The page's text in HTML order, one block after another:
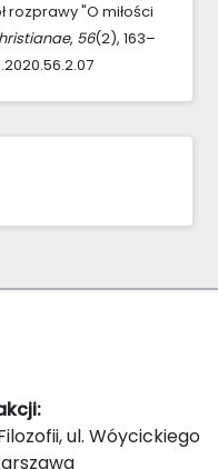
rozprawy "O miłości
, 56(2), 163–
ul. Wóycickiego